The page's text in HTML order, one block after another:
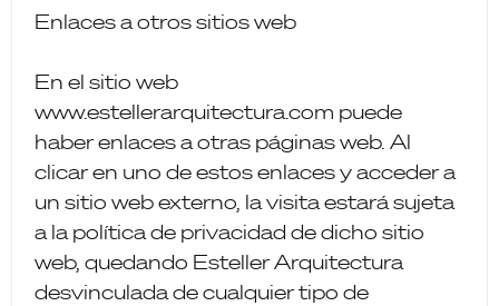
Enlaces a otros sitios web
En el sitio web
www.estellerarquitectura.com puede
haber enlaces a otras páginas web. Al
clicar en uno de estos enlaces y acceder a
un sitio web externo, la visita estará sujeta
a la política de privacidad de dicho sitio
web, quedando Esteller Arquitectura
desvinculada de cualquier tipo de